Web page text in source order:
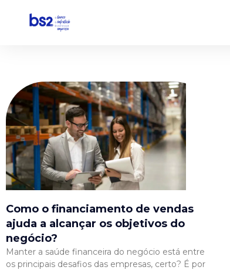
conteúdo
Como o financiamento de vendas
ajuda a alcançar os objetivos do
negócio?
Manter a saúde financeira do negócio está entre
os principais desafios das empresas, certo? É por